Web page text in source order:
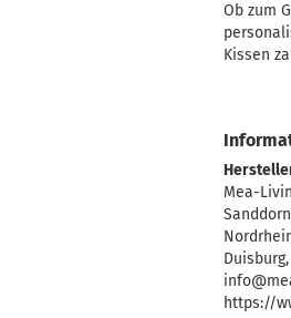
Ob zum
Kissen
Mea-
https://